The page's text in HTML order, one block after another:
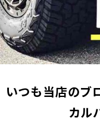
いつも当店のブ
カル